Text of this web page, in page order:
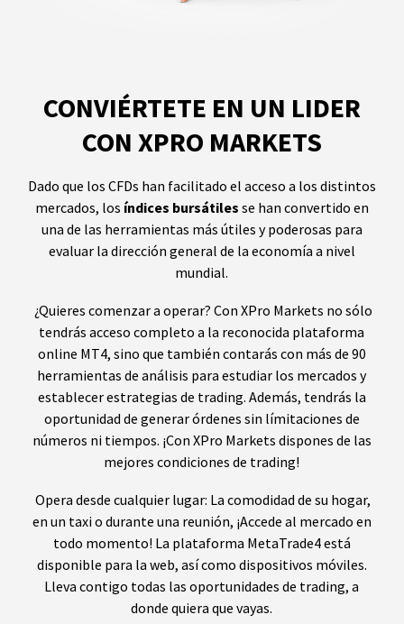
CONVIÉRTETE EN UN LIDER
CON XPRO MARKETS
Dado que los CFDs han facilitado el acceso a los distintos
mercados, los índices bursátiles se han convertido en
una de las herramientas más útiles y poderosas para
evaluar la dirección general de la economía a nivel
mundial.
¿Quieres comenzar a operar? Con XPro Markets no sólo
tendrás acceso completo a la reconocida plataforma
online MT4, sino que también contarás con más de 90
herramientas de análisis para estudiar los mercados y
establecer estrategias de trading. Además, tendrás la
oportunidad de generar órdenes sin límitaciones de
números ni tiempos. ¡Con XPro Markets dispones de las
mejores condiciones de trading!
Opera desde cualquier lugar: La comodidad de su hogar,
en un taxi o durante una reunión, ¡Accede al mercado en
todo momento! La plataforma MetaTrade4 está
disponible para la web, así como dispositivos móviles.
Lleva contigo todas las oportunidades de trading, a
donde quiera que vayas.